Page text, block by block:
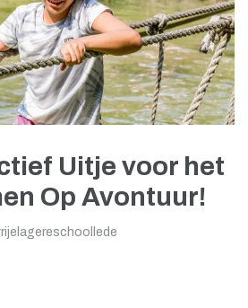
Uitje voor het
Op Avontuur!